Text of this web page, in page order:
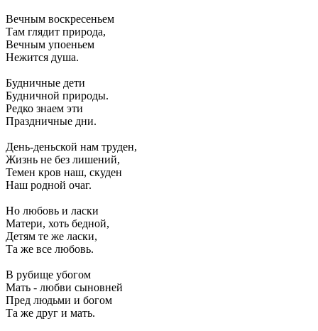
Вечным воскресеньем
Там глядит природа,
Вечным упоеньем
Нежится душа.
Будничные дети
Будничной природы.
Редко знаем эти
Праздничные дни.
День-деньской нам труден,
Жизнь не без лишений,
Темен кров наш, скуден
Наш родной очаг.
Но любовь и ласки
Матери, хоть бедной,
Детям те же ласки,
Та же все любовь.
В рубище убогом
Мать - любви сыновней
Пред людьми и богом
Та же друг и мать.